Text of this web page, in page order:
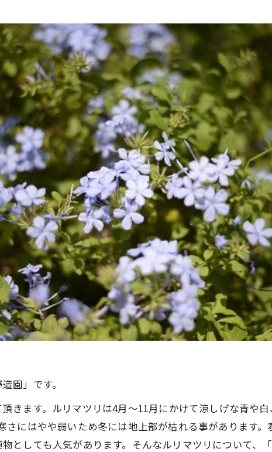
園」です。
きます。ルリマツリは4月～11月にかけて涼しげな青や
さにはやや弱いため冬には地上部が枯れる事があります
としても人気があります。そんなルリマツリについて、